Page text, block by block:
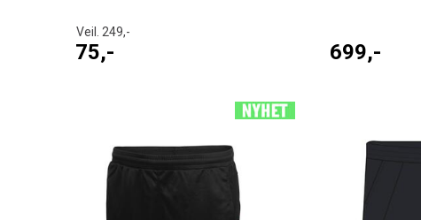
Veil. 249,-
75,- 699,-